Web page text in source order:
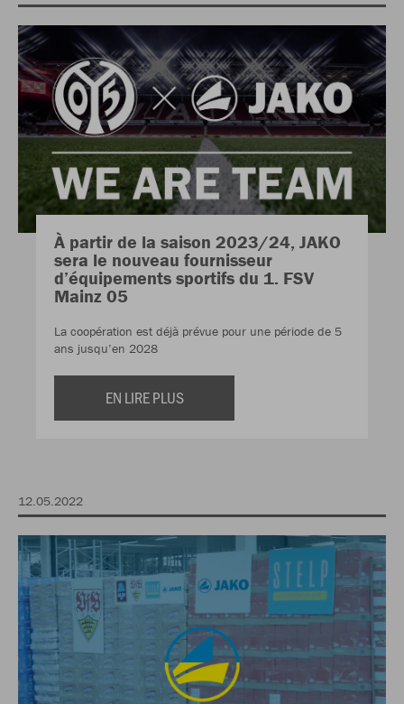
À partir de la saison 2023/24, JAKO
sera le nouveau fournisseur
d’équipements sportifs du 1. FSV
Mainz 05
La coopération est déjà prévue pour une période de 5
ans jusqu’en 2028
EN LIRE PLUS
12.05.2022